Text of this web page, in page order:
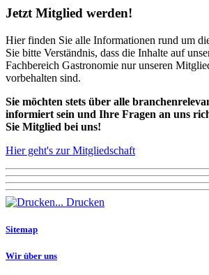
Jetzt Mitglied werden!
Hier finden Sie alle Informationen rund um
Sie bitte Verständnis, dass die Inhalte auf
Fachbereich Gastronomie nur unseren
vorbehalten sind.
Sie möchten stets über alle
informiert sein und Ihre Fragen an uns
Sie Mitglied bei uns!
Hier geht's zur Mitgliedschaft
Drucken
Sitemap
Wir über uns